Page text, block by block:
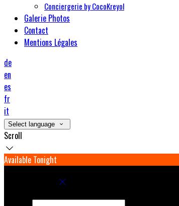
Conciergerie by CocoKreyol
Galerie Photos
Contact
Mentions Légales
de
en
es
fr
it
Select language
Scroll
Available Tonight